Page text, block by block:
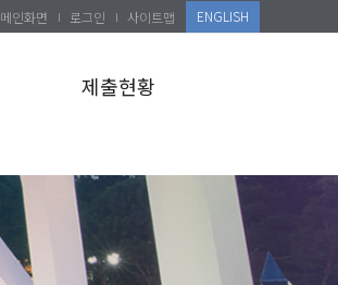
메인화면 로그인 사이트맵 ENGLISH
제출현황